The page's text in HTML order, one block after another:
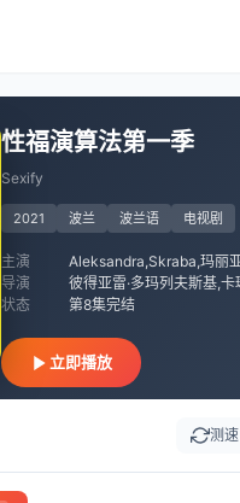
性福演算法第一季
Sexify
2021 波兰 波兰语 电视剧
主演
导演
状态
第8集完结
立即播放
测速